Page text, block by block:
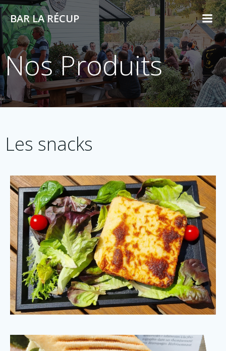
Aller
au
contenu
BAR LA RÉCUP
Nos Produits
Les snacks